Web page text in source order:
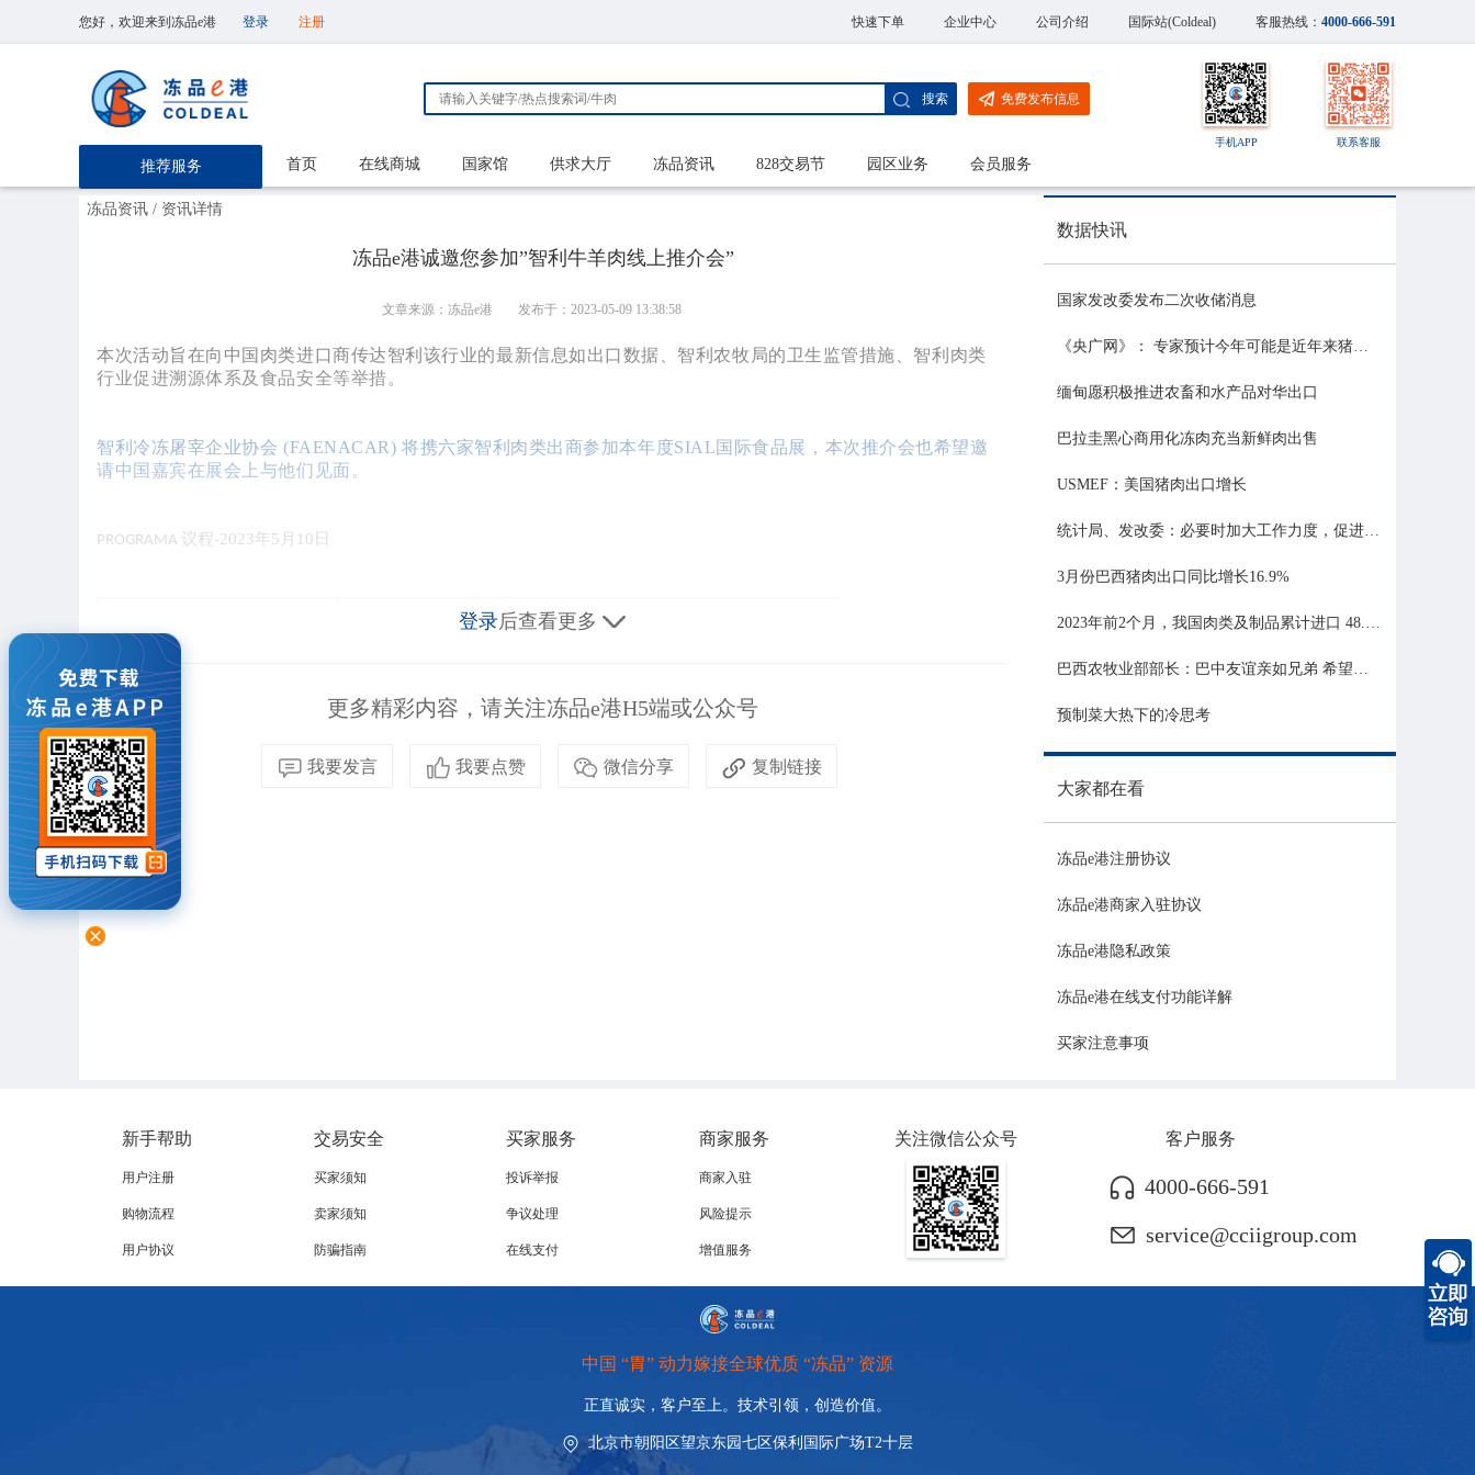
您好，欢迎来到冻品e港 登录 注册 快速下单 企业中心 公司介绍 国际站(Coldeal) 客服热线： 4000-666-591
推荐服务
搜索 免费发布信息
手机APP 联系客服
首页 在线商城 国家馆 供求大厅 冻品资讯 828交易节 园区业务 会员服务
冻品资讯 / 资讯详情
冻品e港诚邀您参加”智利牛羊肉线上推介会”
文章来源：冻品e港 发布于：2023-05-09 13:38:58
本次活动旨在向中国肉类进口商传达智利该行业的最新信息如出口数据、智利农牧局的卫生监管措施、智利肉类
行业促进溯源体系及食品安全等举措。
智利冷冻屠宰企业协会 (FAENACAR) 将携六家智利肉类出商参加本年度SIAL国际食品展，本次推介会也希望邀
请中国嘉宾在展会上与他们见面。
PROGRAMA 议程-2023年5月10日
09:00 – 09:05 Palabras de Bienvenida
欢迎辞
阿利亚加达先生，智利出口促进总局南部大区负责人
09:05 – 09:10
演讲：监管要求和官方验证
处食品安全和签证办公室屠宰企业负责人
莱卡洛斯先生，智利冷冻屠宰企业协会总经理
Presentación: Prochile: Articulando el comercio bilateral, servicios a impor
登录后查看更多
更多精彩内容，请关注冻品e港H5端或公众号
我要发言 我要点赞 微信分享 复制链接
数据快讯
国家发改委发布二次收储消息
《央广网》： 专家预计今年可能是近年来猪价最稳的一年
缅甸愿积极推进农畜和水产品对华出口
巴拉圭黑心商用化冻肉充当新鲜肉出售
USMEF：美国猪肉出口增长
统计局、发改委：必要时加大工作力度，促进生猪市场平稳运行
3月份巴西猪肉出口同比增长16.9%
2023年前2个月，我国肉类及制品累计进口 48.06 亿美元，同比增长 21.81%
巴西农牧业部部长：巴中友谊亲如兄弟 希望与中国深化农业合作
预制菜大热下的冷思考
大家都在看
冻品e港注册协议
冻品e港商家入驻协议
冻品e港隐私政策
冻品e港在线支付功能详解
买家注意事项
新手帮助
用户注册
购物流程
用户协议
交易安全
买家须知
卖家须知
防骗指南
买家服务
投诉举报
争议处理
在线支付
商家服务
商家入驻
风险提示
增值服务
关注微信公众号 客户服务
4000-666-591
service@cciigroup.com
中国 “胃” 动力嫁接全球优质 “冻品” 资源
正直诚实，客户至上。技术引领， 创造价值。
北京市朝阳区望京东园七区保利国际广场T2十层